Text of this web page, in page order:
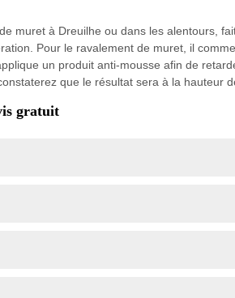
muret à Dreuilhe ou dans les alentours,
Pour le ravalement de muret, il
un produit anti-mousse afin de
que le résultat sera à la hauteur
gratuit